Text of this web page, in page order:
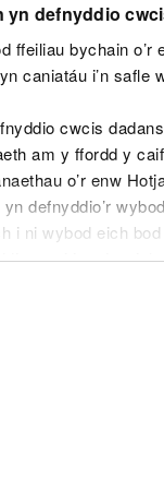
yn defnyddio
ffeiliau bychain o’r
caniatáu i’n safle
cwcis
am y ffordd y
o’r enw
defnyddio’r
i ni wybod eich bod
cwci i gadw
am ein cwcis cyn
personol neu
gennym i gyd
cyfredol
un
negyddol neu
ymateb)
â'i
gwahardd
ond yn
mawr ar ein